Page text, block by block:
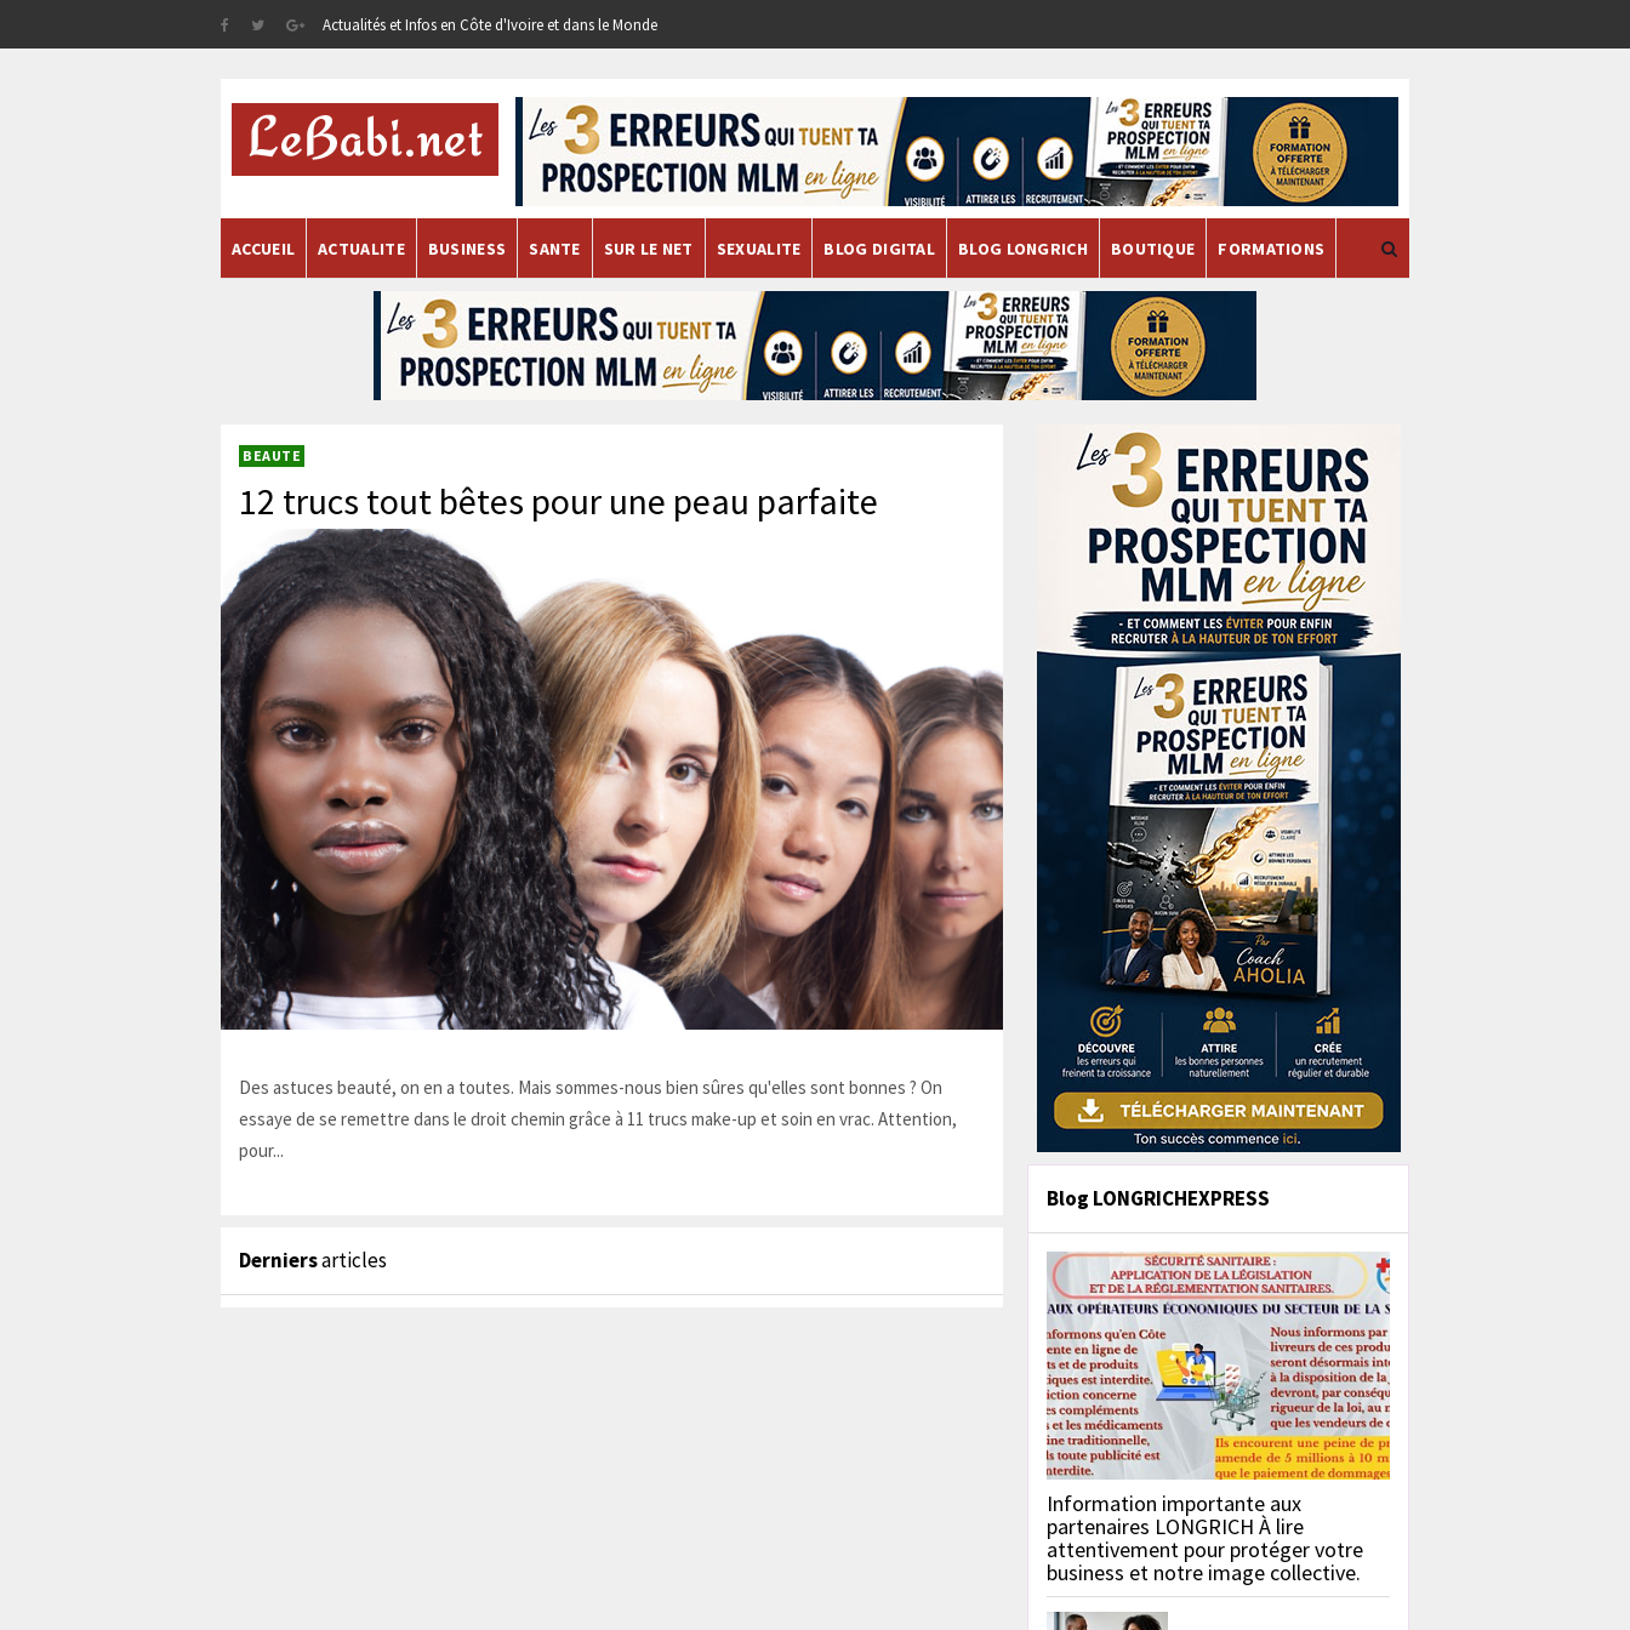
Actualités et Infos en Côte d'Ivoire et dans le Monde
ACCUEIL ACTUALITE BUSINESS SANTE SUR LE NET SEXUALITE BLOG DIGITAL BLOG LONGRICH BOUTIQUE FORMATIONS
BEAUTE
12 trucs tout bêtes pour une peau parfaite
Des astuces beauté, on en a toutes. Mais sommes-nous bien sûres qu'elles sont bonnes ? On
essaye de se remettre dans le droit chemin grâce à 11 trucs make-up et soin en vrac. Attention,
pour...
Derniersarticles
Blog LONGRICHEXPRESS
Information importante aux
partenaires LONGRICH À lire
attentivement pour protéger votre
business et notre image collective.